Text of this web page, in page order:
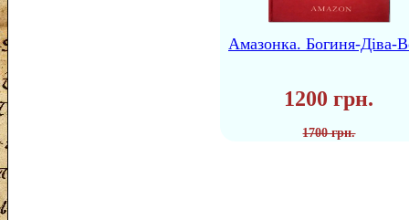
Амазонка. Богиня-Діва-
1200 грн.
1700 грн.